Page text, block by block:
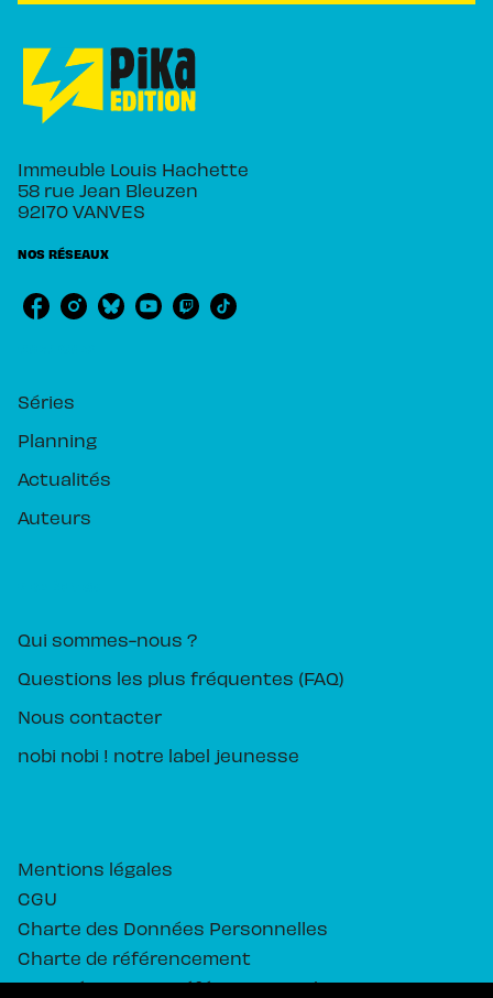
Immeuble Louis Hachette
58 rue Jean Bleuzen
92170 VANVES
NOS RÉSEAUX
Séries
Planning
Actualités
Auteurs
Qui sommes-nous ?
Questions les plus fréquentes (FAQ)
Nous contacter
nobi nobi ! notre label jeunesse
Mentions légales
CGU
Charte des Données Personnelles
Charte de référencement
Paramétrez vos préférences cookies